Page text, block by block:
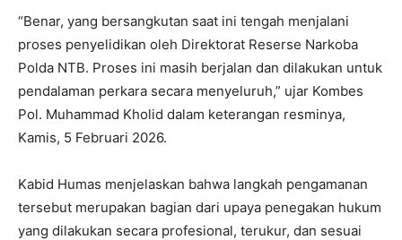
“Benar, yang bersangkutan saat ini tengah menjalani
proses penyelidikan oleh Direktorat Reserse Narkoba
Polda NTB. Proses ini masih berjalan dan dilakukan untuk
pendalaman perkara secara menyeluruh,” ujar Kombes
Pol. Muhammad Kholid dalam keterangan resminya,
Kamis, 5 Februari 2026.
Kabid Humas menjelaskan bahwa langkah pengamanan
tersebut merupakan bagian dari upaya penegakan hukum
yang dilakukan secara profesional, terukur, dan sesuai